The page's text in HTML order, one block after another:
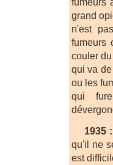
grand
n'est
fumeurs
couler
qui va
ou les
qui
1935 :
qu'il ne
est